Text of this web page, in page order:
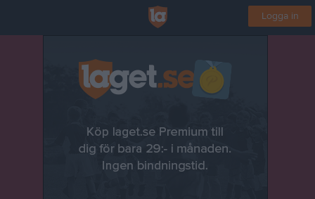
Logga in